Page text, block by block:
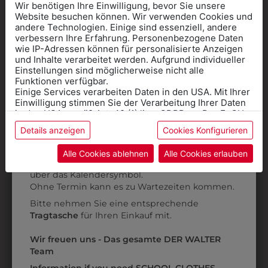
38841004
BANDANA
KOPFTUCH
€ 3,90
BANDANA
KOPFTUCH
€ 3,90
ZULETZT ANGESEHEN
Wir benötigen Ihre Einwilligung, bevor Sie unsere
Website besuchen können. Wir verwenden Cookies und
andere Technologien. Einige sind essenziell, andere
verbessern Ihre Erfahrung. Personenbezogene Daten
wie IP-Adressen können für personalisierte Anzeigen
und Inhalte verarbeitet werden. Aufgrund individueller
Einstellungen sind möglicherweise nicht alle
Funktionen verfügbar.
Einige Services verarbeiten Daten in den USA. Mit Ihrer
Einwilligung stimmen Sie der Verarbeitung Ihrer Daten
in den USA gemäß Art. 49 (1) lit. a GDPR zu. Der EuGH
stuft die USA als Land mit unzureichendem Datenschutz
ein, und es besteht das Risiko, dass US-Behörden
Daten ohne Klagemöglichkeit für Europäer überwachen.
Datenschutzerklärungbzw. im
Details anzeigen Cookies Konfigurieren
Alle Cookies ablehnen Alle Cookies erlauben
Informationen wenn Sie
Kleidung
für die SCHULE
benötigen
Online Shop: Klick auf SCHULE in der
Kategorie und die richtige Schule auswählen.
AnprobeVorort im Geschäft: Termin buchen
über das Kalendersymbol.
Ohne Termin kann es zu Wartezeiten kommen.
Bitte nehmen Sie eine entsprechende
Tragtasche für Ihren Einkauf mit.
Wir freuen uns - Das gesamte DER WALTER
Team